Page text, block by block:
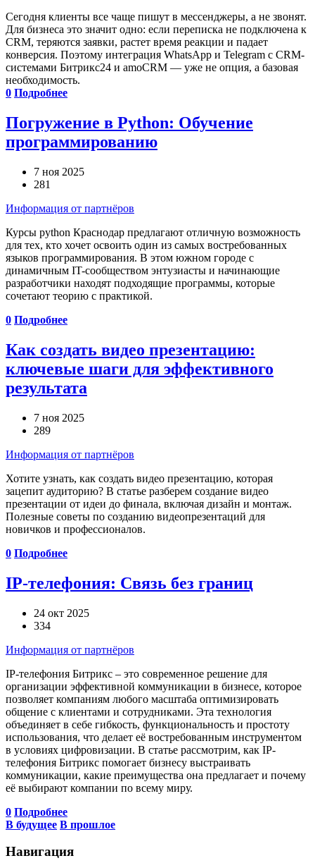
Сегодня клиенты все чаще пишут в мессенджеры, а не звонят.
Для бизнеса это значит одно: если переписка не подключена к
CRM, теряются заявки, растет время реакции и падает
конверсия. Поэтому интеграция WhatsApp и Telegram с CRM-
системами Битрикс24 и amoCRM — уже не опция, а базовая
необходимость.
0 Подробнее
Погружение в Python: Обучение
программированию
7 ноя 2025
281
Информация от партнёров
Курсы python Краснодар предлагают отличную возможность
для тех, кто хочет освоить один из самых востребованных
языков программирования. В этом южном городе с
динамичным IT-сообществом энтузиасты и начинающие
разработчики находят подходящие программы, которые
сочетают теорию с практикой.
0 Подробнее
Как создать видео презентацию:
ключевые шаги для эффективного
результата
7 ноя 2025
289
Информация от партнёров
Хотите узнать, как создать видео презентацию, которая
зацепит аудиторию? В статье разберем создание видео
презентации от идеи до финала, включая дизайн и монтаж.
Полезные советы по созданию видеопрезентаций для
новичков и профессионалов.
0 Подробнее
IP-телефония: Связь без границ
24 окт 2025
334
Информация от партнёров
IP-телефония Битрикс – это современное решение для
организации эффективной коммуникации в бизнесе, которое
позволяет компаниям любого масштаба оптимизировать
общение с клиентами и сотрудниками. Эта технология
объединяет в себе гибкость, функциональность и простоту
использования, что делает её востребованным инструментом
в условиях цифровизации. В статье рассмотрим, как IP-
телефония Битрикс помогает бизнесу выстраивать
коммуникации, какие преимущества она предлагает и почему
её выбирают компании по всему миру.
0 Подробнее
В будущее В прошлое
Навигация